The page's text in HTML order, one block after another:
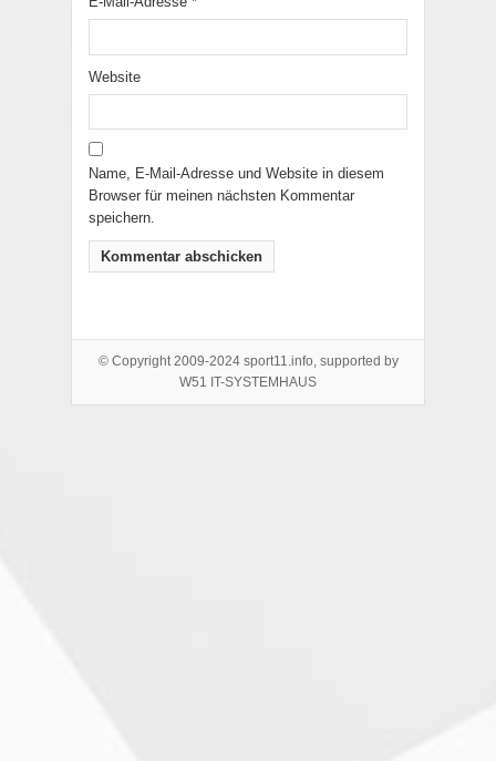
Website
Name, E-Mail-Adresse und Website in diesem
Browser für meinen nächsten Kommentar
speichern.
© Copyright 2009-2024 sport11.info, supported by
W51 IT-SYSTEMHAUS